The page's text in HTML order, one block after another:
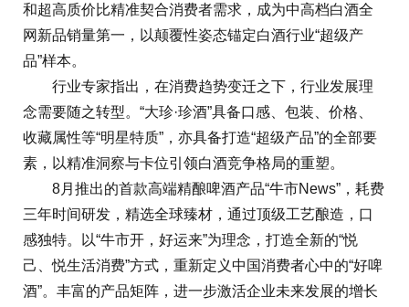
和超高质价比精准契合消费者需求，成为中高档白酒全
网新品销量第一，以颠覆性姿态锚定白酒行业“超级产
品”样本。
行业专家指出，在消费趋势变迁之下，行业发展理
念需要随之转型。“大珍·珍酒”具备口感、包装、价格、
收藏属性等“明星特质”，亦具备打造“超级产品”的全部要
素，以精准洞察与卡位引领白酒竞争格局的重塑。
8月推出的首款高端精酿啤酒产品“牛市News”，耗费
三年时间研发，精选全球臻材，通过顶级工艺酿造，口
感独特。以“牛市开，好运来”为理念，打造全新的“悦
己、悦生活消费”方式，重新定义中国消费者心中的“好啤
酒”。丰富的产品矩阵，进一步激活企业未来发展的增长